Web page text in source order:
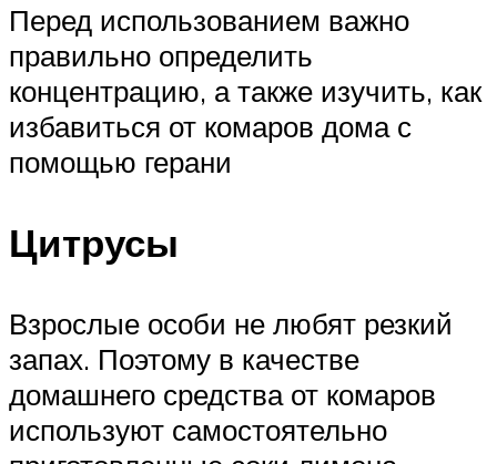
Перед использованием важно
правильно определить
концентрацию, а также изучить, как
избавиться от комаров дома с
помощью герани
Цитрусы
Взрослые особи не любят резкий
запах. Поэтому в качестве
домашнего средства от комаров
используют самостоятельно